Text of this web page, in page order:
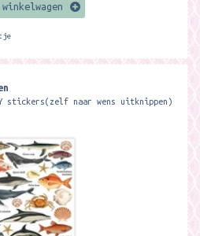
stickers(zelf naar wens uitknippen)